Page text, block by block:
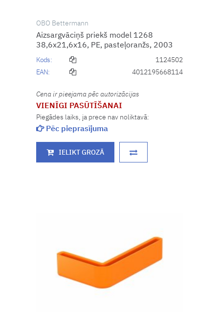
OBO Bettermann
Aizsargvāciņš priekš model 1268
38,6x21,6x16, PE, pasteļoranžs, 2003
Kods:
1124502
EAN:
4012195668114
Cena ir pieejama pēc autorizācijas
VIENĪGI PASŪTĪŠANAI
Piegādes laiks, ja prece nav noliktavā:
Pēc pieprasījuma
IELIKT GROZĀ